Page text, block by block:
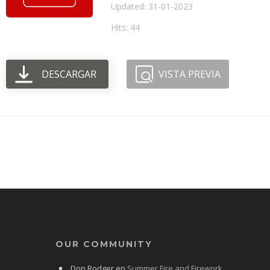
Updated: 31-01-2023
Hits: 44
DESCARGAR VISTA PREVIA
OUR COMMUNITY